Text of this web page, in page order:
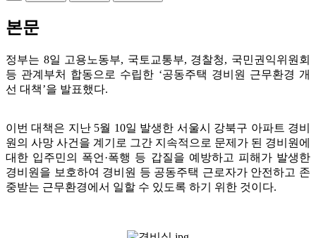
본문
정부는 8일 고용노동부, 국토교통부, 경찰청, 국민권익위원회
등 관계부처 합동으로 수립한 ‘공동주택 경비원 근무환경 개
선 대책’을 발표했다.
이번 대책은 지난 5월 10일 발생한 서울시 강북구 아파트 경비
원의 사망 사건을 계기로 그간 지속적으로 문제가 된 경비원에
대한 입주민의 폭언·폭행 등 갑질을 예방하고 피해가 발생한
경비원을 보호하여 경비원 등 공동주택 근로자가 안전하고 존
중받는 근무환경에서 일할 수 있도록 하기 위한 것이다.